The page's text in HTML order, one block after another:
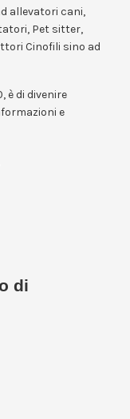
allevatori cani,
Pet sitter,
Cinofili sino ad
è di divenire
e
di